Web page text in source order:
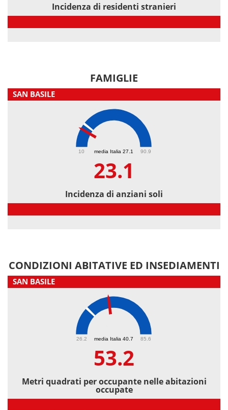
Incidenza di residenti stranieri
FAMIGLIE
SAN BASILE
media Italia 27.1
10 90.9
23.1
Incidenza di anziani soli
CONDIZIONI ABITATIVE ED INSEDIAMENTI
SAN BASILE
media Italia 40.7
26.2 85.6
53.2
Metri quadrati per occupante nelle abitazioni
occupate